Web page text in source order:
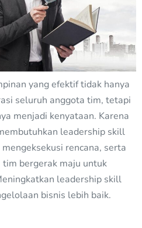
yang efektif tidak hanya
seluruh anggota tim, tetapi
menjadi kenyataan. Karena
leadership skill
rencana, serta
bergerak maju untuk
leadership skill
bisnis lebih baik.